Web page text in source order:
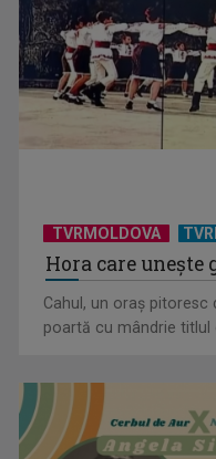
TVRMOLDOVA
Hora care unește
Cahul, un oraș pitoresc
poartă cu mândrie titlul